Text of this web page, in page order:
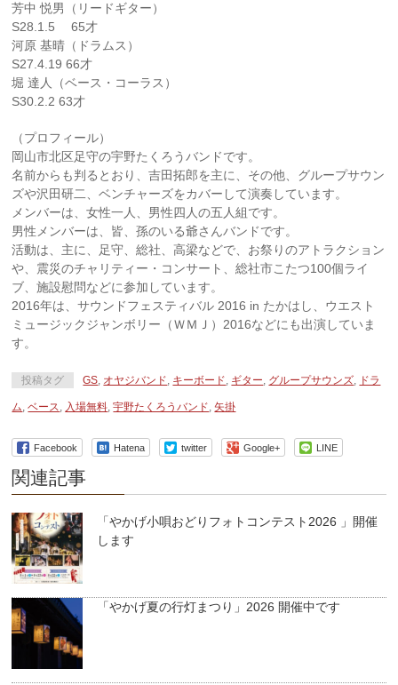
芳中 悦男（リードギター）
S28.1.5 65才
河原 基晴（ドラムス）
S27.4.19 66才
堀 達人（ベース・コーラス）
S30.2.2 63才
（プロフィール）
岡山市北区足守の宇野たくろうバンドです。
名前からも判るとおり、吉田拓郎を主に、その他、グループサウン
ズや沢田研二、ベンチャーズをカバーして演奏しています。
メンバーは、女性一人、男性四人の五人組です。
男性メンバーは、皆、孫のいる爺さんバンドです。
活動は、主に、足守、総社、高梁などで、お祭りのアトラクション
や、震災のチャリティー・コンサート、総社市こたつ100個ライ
ブ、施設慰問などに参加しています。
2016年は、サウンドフェスティバル 2016 in たかはし、ウエスト
ミュージックジャンボリー（ＷＭＪ）2016などにも出演していま
す。
投稿タグ GS, オヤジバンド, キーボード, ギター, グループサウンズ, ドラ
ム,ベース, 入場無料,宇野たくろうバンド,矢掛
Facebook Hatena twitter Google+ LINE
関連記事
「やかげ小唄おどりフォトコンテスト2026 」開催
します
「やかげ夏の行灯まつり」2026 開催中です